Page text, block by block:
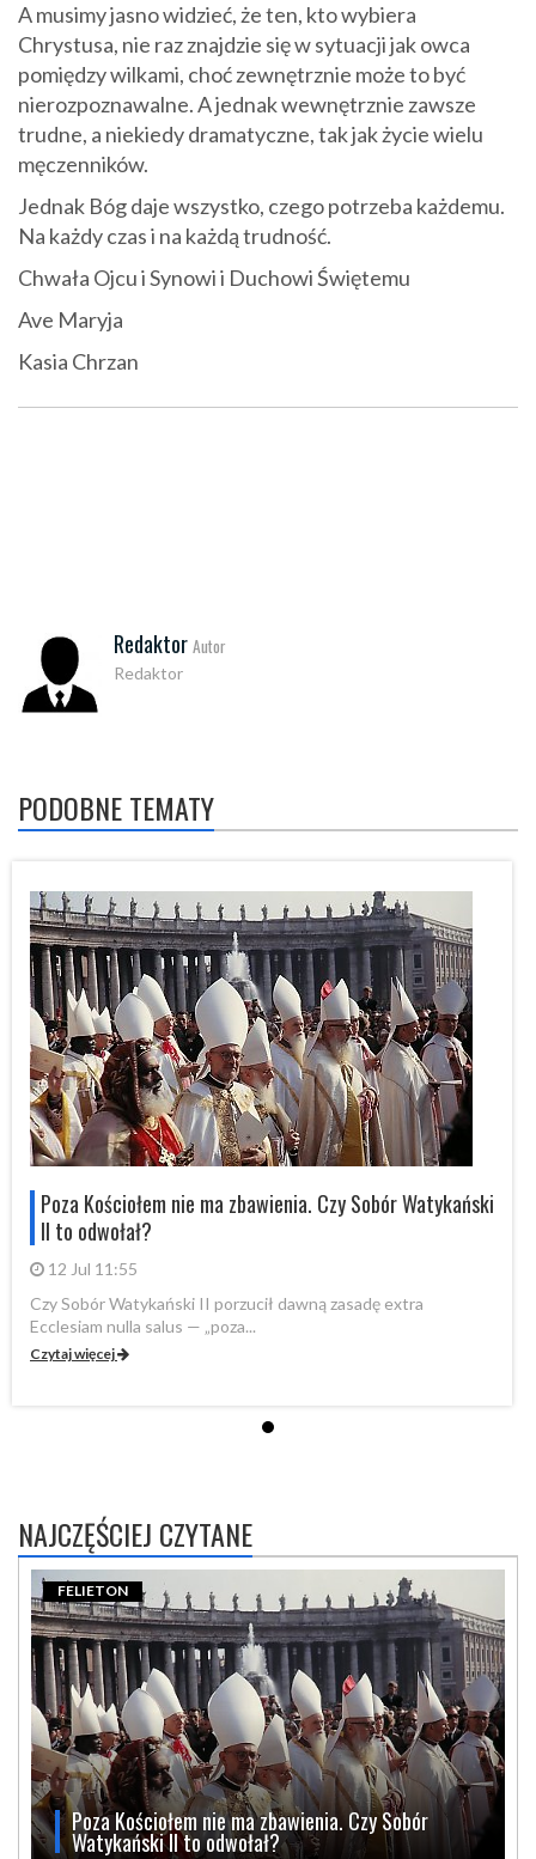
A musimy jasno widzieć, że ten, kto wybiera
Chrystusa, nie raz znajdzie się w sytuacji jak owca
pomiędzy wilkami, choć zewnętrznie może to być
nierozpoznawalne. A jednak wewnętrznie zawsze
trudne, a niekiedy dramatyczne, tak jak życie wielu
męczenników.
Jednak Bóg daje wszystko, czego potrzeba każdemu.
Na każdy czas i na każdą trudność.
Chwała Ojcu i Synowi i Duchowi Świętemu
Ave Maryja
Kasia Chrzan
Redaktor Autor
Redaktor
PODOBNE TEMATY
Poza Kościołem nie ma zbawienia. Czy Sobór Watykański
II to odwołał?
12 Jul 11:55
Czy Sobór Watykański II porzucił dawną zasadę extra
Ecclesiam nulla salus — „poza...
Czytaj więcej
NAJCZĘŚCIEJ CZYTANE
Poza Kościołem nie ma zbawienia. Czy Sobór
Watykański II to odwołał?
FELIETON